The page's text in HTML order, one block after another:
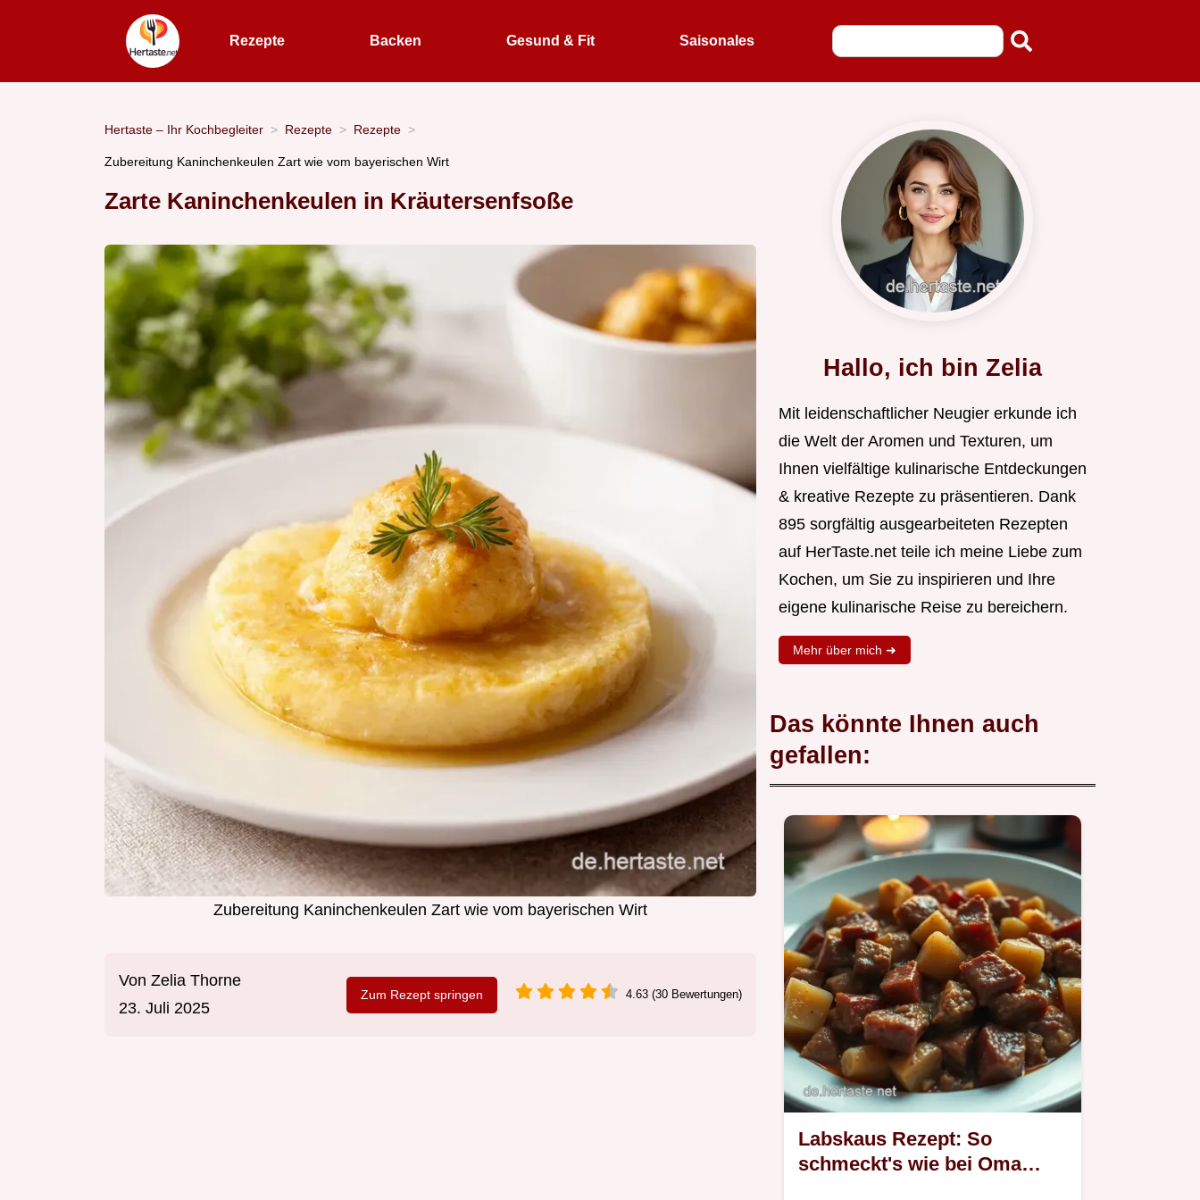
Rezepte Backen Gesund & Fit Saisonales
Hertaste – Ihr Kochbegleiter Rezepte Rezepte
Zubereitung Kaninchenkeulen Zart wie vom bayerischen Wirt
Zarte Kaninchenkeulen in Kräutersenfsoße
Zubereitung Kaninchenkeulen Zart wie vom bayerischen Wirt
Von Zelia Thorne
23. Juli 2025
Zum Rezept springen 4.63 (30 Bewertungen)
Hallo, ich bin Zelia
Mit leidenschaftlicher Neugier erkunde ich
die Welt der Aromen und Texturen, um
Ihnen vielfältige kulinarische Entdeckungen
& kreative Rezepte zu präsentieren. Dank
895 sorgfältig ausgearbeiteten Rezepten
auf HerTaste.net teile ich meine Liebe zum
Kochen, um Sie zu inspirieren und Ihre
eigene kulinarische Reise zu bereichern.
Mehr über mich ➜
Das könnte Ihnen auch
gefallen:
Labskaus Rezept: So
schmeckt's wie bei Oma